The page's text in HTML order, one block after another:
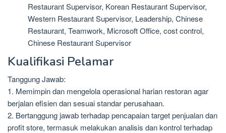
Restaurant Supervisor, Korean Restaurant Supervisor,
Western Restaurant Supervisor, Leadership, Chinese
Restaurant, Teamwork, Microsoft Office, cost control,
Chinese Restaurant Supervisor
Kualifikasi Pelamar
Tanggung Jawab:
1. Memimpin dan mengelola operasional harian restoran agar
berjalan efisien dan sesuai standar perusahaan.
2. Bertanggung jawab terhadap pencapaian target penjualan dan
profit store, termasuk melakukan analisis dan kontrol terhadap